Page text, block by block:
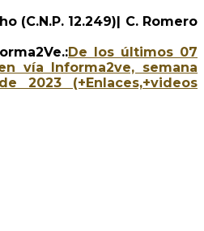
(C.N.P. 12.249)| C. Romero
De los últimos 07
vía Informa2ve, semana
2023 (+Enlaces,+videos